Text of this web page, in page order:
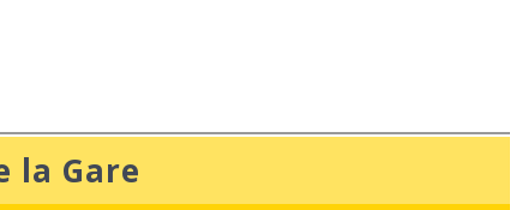
la Gare